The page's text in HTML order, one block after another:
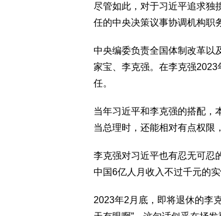
尽管如此，对于习近平追求独
任的中央决策议事协调机构职
中央编委负责全国体制改革以
家宝、李克强。在李克强
任。
当年习近平和李克强的搭配，
当总理时，还能相对有点权限
李克强对习近平也有忍无可忍
中国6亿人月收入不过千元的
2023年2月底，即将退休的李